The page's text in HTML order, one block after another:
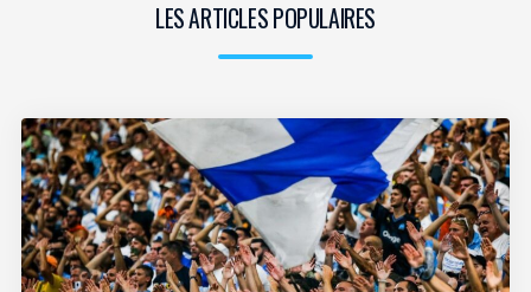
LES ARTICLES POPULAIRES